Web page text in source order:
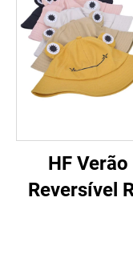
HF
Reversível